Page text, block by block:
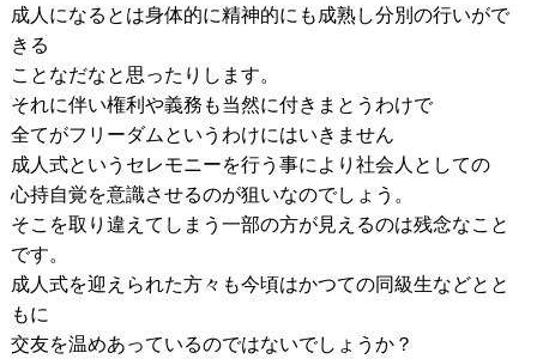
成人になるとは身体的に精神的にも成熟し分別の行いがで
きる
ことなだなと思ったりします。
それに伴い権利や義務も当然に付きまとうわけで
全てがフリーダムというわけにはいきません
成人式というセレモニーを行う事により社会人としての
心持自覚を意識させるのが狙いなのでしょう。
そこを取り違えてしまう一部の方が見えるのは残念なこと
です。
成人式を迎えられた方々も今頃はかつての同級生などとと
もに
交友を温めあっているのではないでしょうか？